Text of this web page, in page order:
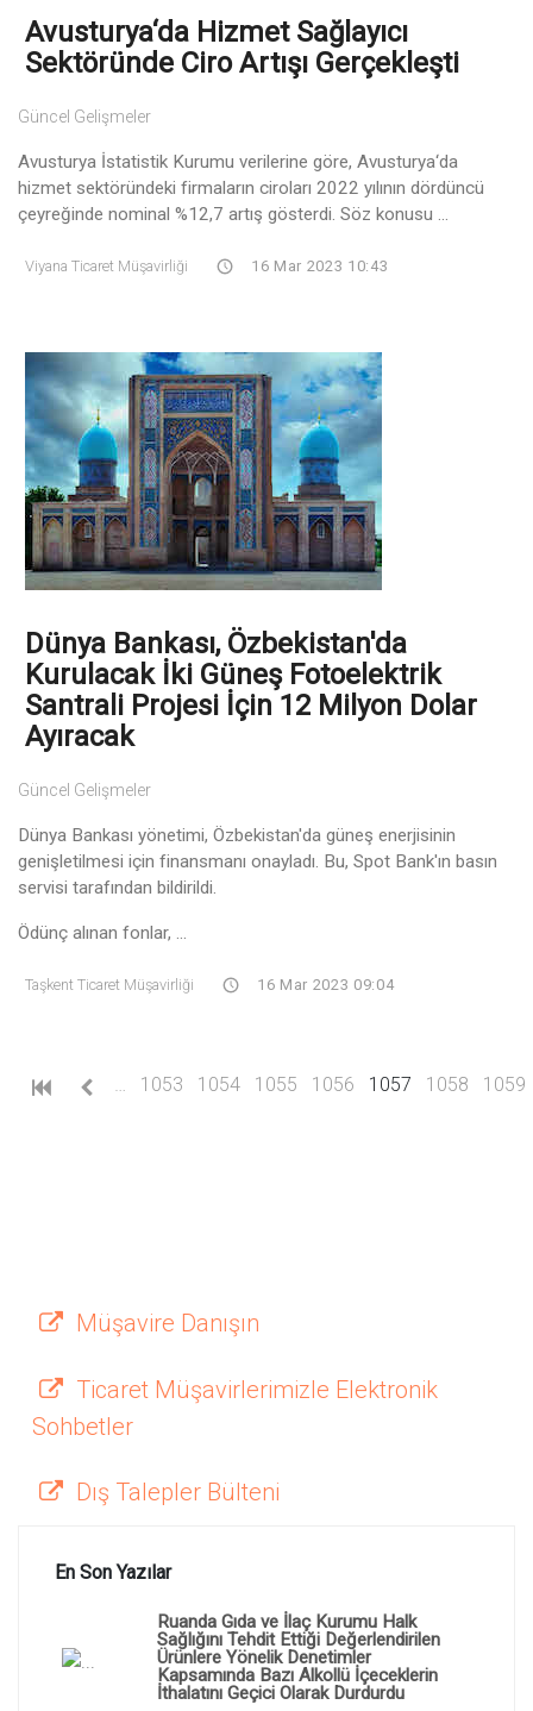
Avusturya‘da Hizmet Sağlayıcı
Sektöründe Ciro Artışı Gerçekleşti
Güncel Gelişmeler
Avusturya İstatistik Kurumu verilerine göre, Avusturya‘da
hizmet sektöründeki firmaların ciroları 2022 yılının dördüncü
çeyreğinde nominal %12,7 artış gösterdi. Söz konusu ...
Viyana Ticaret Müşavirliği 16 Mar 2023 10:43
Dünya Bankası, Özbekistan'da
Kurulacak İki Güneş Fotoelektrik
Santrali Projesi İçin 12 Milyon Dolar
Ayıracak
Güncel Gelişmeler
Dünya Bankası yönetimi, Özbekistan'da güneş enerjisinin
genişletilmesi için finansmanı onayladı. Bu, Spot Bank'ın basın
servisi tarafından bildirildi.
Ödünç alınan fonlar, ...
Taşkent Ticaret Müşavirliği 16 Mar 2023 09:04
… 1053 1054 1055 1056 1057 (current)
1058 1059
Müşavire Danışın
Ticaret Müşavirlerimizle Elektronik
Sohbetler
Dış Talepler Bülteni
En Son Yazılar
Ruanda Gıda ve İlaç Kurumu Halk
Sağlığını Tehdit Ettiği Değerlendirilen
Ürünlere Yönelik Denetimler
Kapsamında Bazı Alkollü İçeceklerin
İthalatını Geçici Olarak Durdurdu